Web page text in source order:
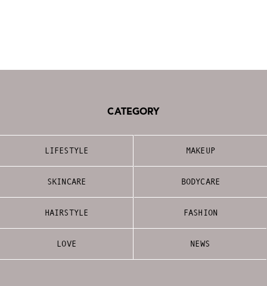
CATEGORY
LIFESTYLE MAKEUP
SKINCARE BODYCARE
HAIRSTYLE FASHION
LOVE NEWS